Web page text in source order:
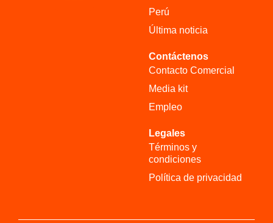
Perú
Última noticia
Contáctenos
Contacto Comercial
Media kit
Empleo
Legales
Términos y
condiciones
Política de privacidad